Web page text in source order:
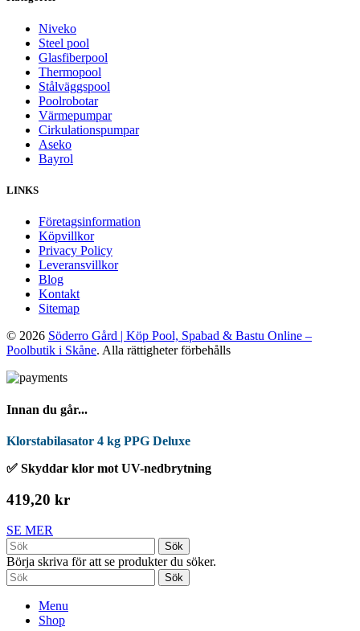
Niveko
Steel pool
Glasfiberpool
Thermopool
Stålväggspool
Poolrobotar
Värmepumpar
Cirkulationspumpar
Aseko
Bayrol
LINKS
Företagsinformation
Köpvillkor
Privacy Policy
Leveransvillkor
Blog
Kontakt
Sitemap
© 2026 Söderro Gård | Köp Pool, Spabad & Bastu Online –
Poolbutik i Skåne. Alla rättigheter förbehålls
Innan du går...
Klorstabilasator 4 kg PPG Deluxe
✅ Skyddar klor mot UV-nedbrytning
419,20 kr
SE MER
Sök
Börja skriva för att se produkter du söker.
Sök
Menu
Shop